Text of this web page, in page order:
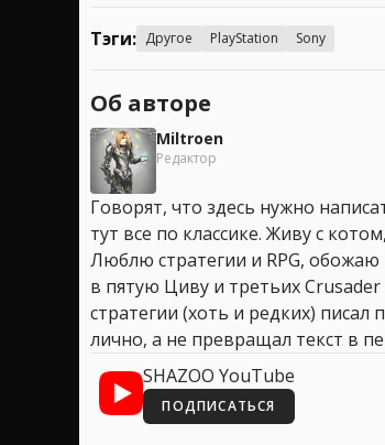
Тэги: Другое PlayStation Sony
Об авторе
Miltroen
Редактор
Говорят, что здесь нужно
тут все по классике. Живу с
Люблю стратегии и RPG,
в пятую Циву и третьих Crusader
стратегии (хоть и редких)
лично, а не превращал текст в
SHAZOO YouTube
ПОДПИСАТЬСЯ